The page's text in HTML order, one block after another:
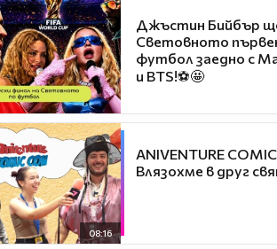
Джъстин Бийбър
Световното
футбол заедно с
и BTS!⚽🤩
08:16
ANIVENTURE
Влязохме в друг